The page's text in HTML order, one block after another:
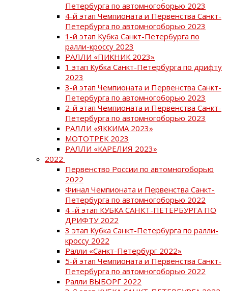
Петербурга по автомногоборью 2023
4-й этап Чемпионата и Первенства Санкт-
Петербурга по автомногоборью 2023
1-й этап Кубка Санкт-Петербурга по
ралли-кроссу 2023
РАЛЛИ «ПИКНИК 2023»
1 этап Кубка Санкт-Петербурга по дрифту
2023
3-й этап Чемпионата и Первенства Санкт-
Петербурга по автомногоборью 2023
2-й этап Чемпионата и Первенства Санкт-
Петербурга по автомногоборью 2023
РАЛЛИ «ЯККИМА 2023»
МОТОТРЕК 2023
РАЛЛИ «КАРЕЛИЯ 2023»
2022
Первенство России по автомногоборью
2022
Финал Чемпионата и Первенства Санкт-
Петербурга по автомногоборью 2022
4 -й этап КУБКА САНКТ-ПЕТЕРБУРГА ПО
ДРИФТУ 2022
3 этап Кубка Санкт-Петербурга по ралли-
кроссу 2022
Ралли «Санкт-Петербург 2022»
5-й этап Чемпионата и Первенства Санкт-
Петербурга по автомногоборью 2022
Ралли ВЫБОРГ 2022